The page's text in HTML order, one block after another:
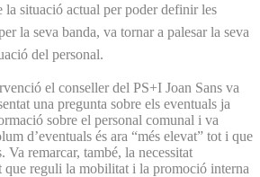
la situació actual per poder definir les
la seva banda, va tornar a palesar la seva
del personal.
el conseller del PS+I Joan Sans va
una pregunta sobre els eventuals ja
sobre el personal comunal i va
d’eventuals és ara “més elevat” tot i que
Va remarcar, també, la necessitat
que reguli la mobilitat i la promoció interna